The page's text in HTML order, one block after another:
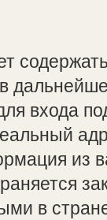
входа
из
в